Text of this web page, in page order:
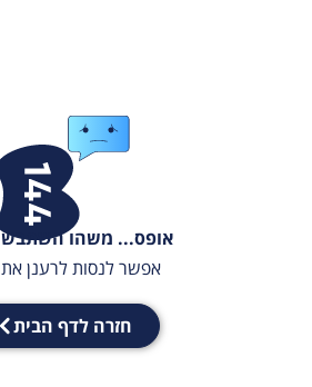
אופס... משהו השתבש
אפשר לנסות לרענן
חזרה לדף הבית